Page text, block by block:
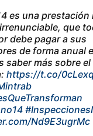
es una prestación
que
debe pagar a sus
de forma anual
saber más sobre el
https://t.co/
Nd9E3ugrMc